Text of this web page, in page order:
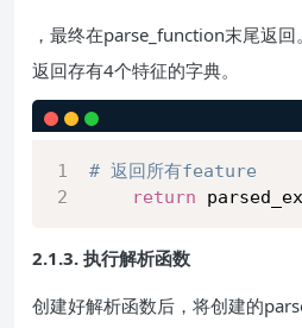
，最终在parse_function末尾返
返回存有4个特征的字典。
# 返回所有feature
return
2.1.3. 执行解析函数
创建好解析函数后，将创建的